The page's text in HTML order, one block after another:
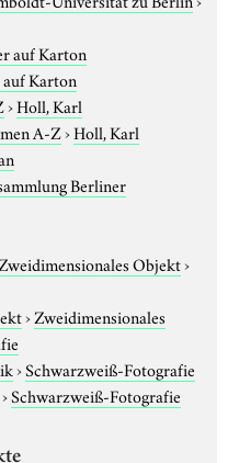
auf Karton
Karton
›Holl, Karl
A-Z›Holl, Karl
Berliner
Objekt›
›Zweidimensionales
›Schwarzweiß-Fotografie
Schwarzweiß-Fotografie